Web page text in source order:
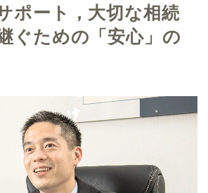
ポート，大切な相続
ぐための「安心」の